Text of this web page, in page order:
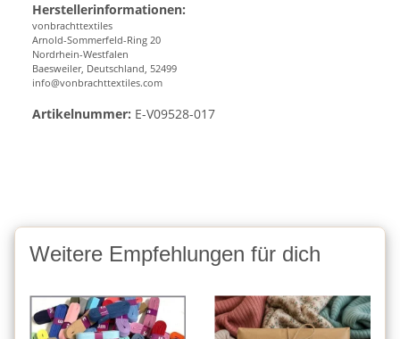
Herstellerinformationen:
vonbrachttextiles
Arnold-Sommerfeld-Ring 20
Nordrhein-Westfalen
Baesweiler, Deutschland, 52499
info@vonbrachttextiles.com
Artikelnummer: E-V09528-017
Weitere Empfehlungen für dich